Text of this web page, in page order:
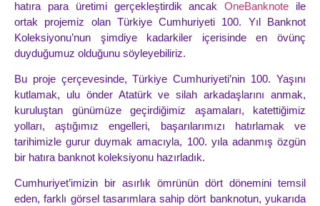
hatıra para üretimi gerçekleştirdik ancakOneBanknote ile
ortak projemiz olan Türkiye Cumhuriyeti 100. Yıl Banknot
Koleksiyonu’nun şimdiye kadarkiler içerisinde en övünç
duyduğumuz olduğunu söyleyebiliriz.
Bu proje çerçevesinde, Türkiye Cumhuriyeti’nin 100. Yaşını
kutlamak, ulu önder Atatürk ve silah arkadaşlarını anmak,
kuruluştan günümüze geçirdiğimiz aşamaları, katettiğimiz
yolları, aştığımız engelleri, başarılarımızı hatırlamak ve
tarihimizle gurur duymak amacıyla, 100. yıla adanmış özgün
bir hatıra banknot koleksiyonu hazırladık.
Cumhuriyet’imizin bir asırlık ömrünün dört dönemini temsil
eden, farklı görsel tasarımlara sahip dört banknotun, yukarıda